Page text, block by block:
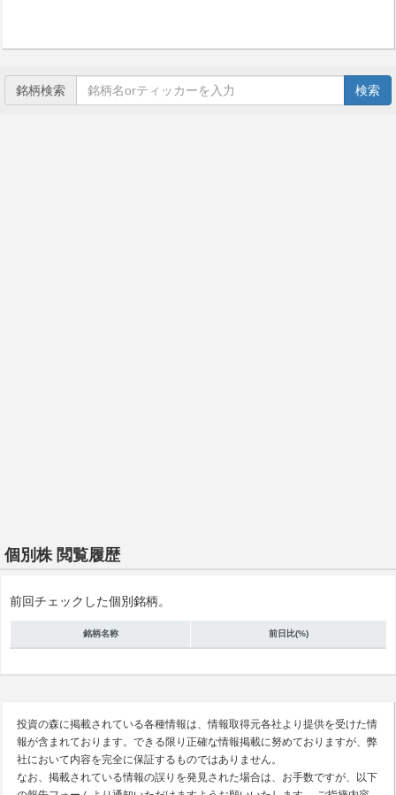
銘柄検索 検索
個別株 閲覧履歴
前回チェックした個別銘柄。
銘柄名称 前日比(%)
投資の森に掲載されている各種情報は、情報取得元各社より提供を受けた情
報が含まれております。できる限り正確な情報掲載に努めておりますが、弊
社において内容を完全に保証するものではありません。
なお、掲載されている情報の誤りを発見された場合は、お手数ですが、以下